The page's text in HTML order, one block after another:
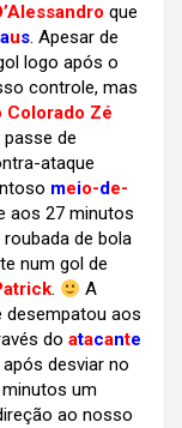
que
aus. Apesar de
logo após o
controle, mas
Colorado Zé
de
ataque
meio-de-
aos 27 minutos
de bola
num gol de
.
A
desempatou aos
do atacante
desviar no
um
ao nosso